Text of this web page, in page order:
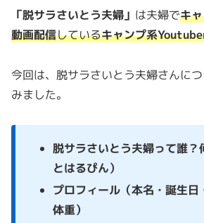
「脱サラさいとう夫婦」 は夫婦でキ
動画配信しているキャンプ系
今回は、脱サラさいとう夫婦さんに
みました。
脱サラさいとう夫婦って誰？
とはるぴん）
プロフィール（本名・誕生日
体重）